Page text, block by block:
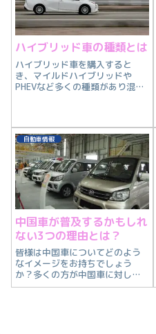
ハイブリッド車の種類とは
ハイブリッド車を購入すると
き、マイルドハイブリッドや
PHEVなど多くの種類があり混乱
自動車情報
中国車が普及するかもしれ
ない3つの理由とは？
皆様は中国車についてどのよう
なイメージをお持ちでしょう
か？多くの方が中国車に対して
あまり良いイメージを持たれて